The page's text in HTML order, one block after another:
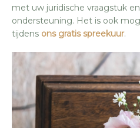
met uw juridische vraagstuk
ondersteuning. Het is ook
tijdens ons gratis spreekuur.